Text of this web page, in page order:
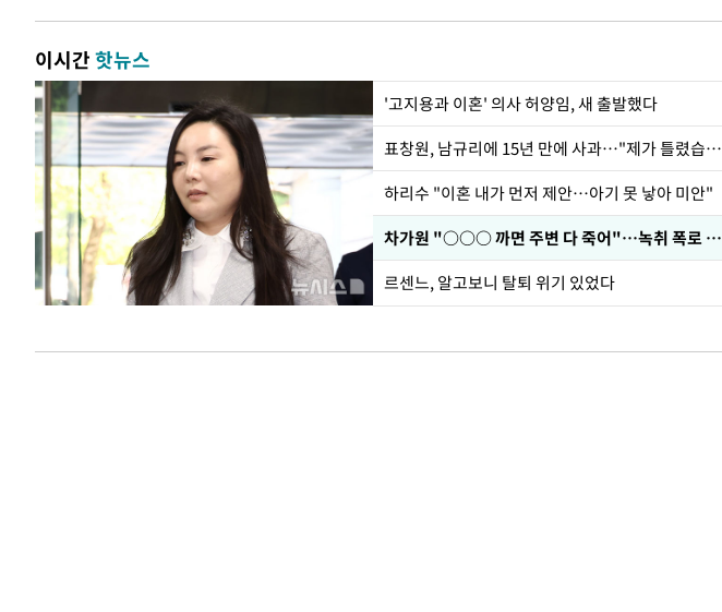
이시간핫뉴스
'고지용과 이혼' 의사 허양임, 새 출발했다
표창원, 남규리에 15년 만에 사과…"제가 틀렸습니다"
하리수 "이혼 내가 먼저 제안…아기 못 낳아 미안"
차가원 "○○○ 까면 주변 다 죽어"…녹취 폭로 파장
르센느, 알고보니 탈퇴 위기 있었다